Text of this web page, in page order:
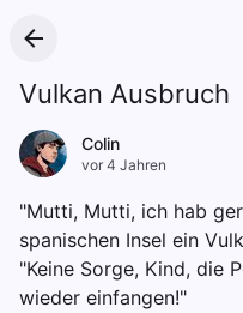
Vulkan Ausbruch
Colin
vor 4 Jahren
"Mutti, Mutti, ich hab
spanischen Insel ein
"Keine Sorge, Kind, die
wieder einfangen!"